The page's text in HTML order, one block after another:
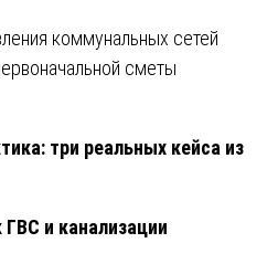
коммунальных сетей
сметы
три реальных кейса из
и канализации